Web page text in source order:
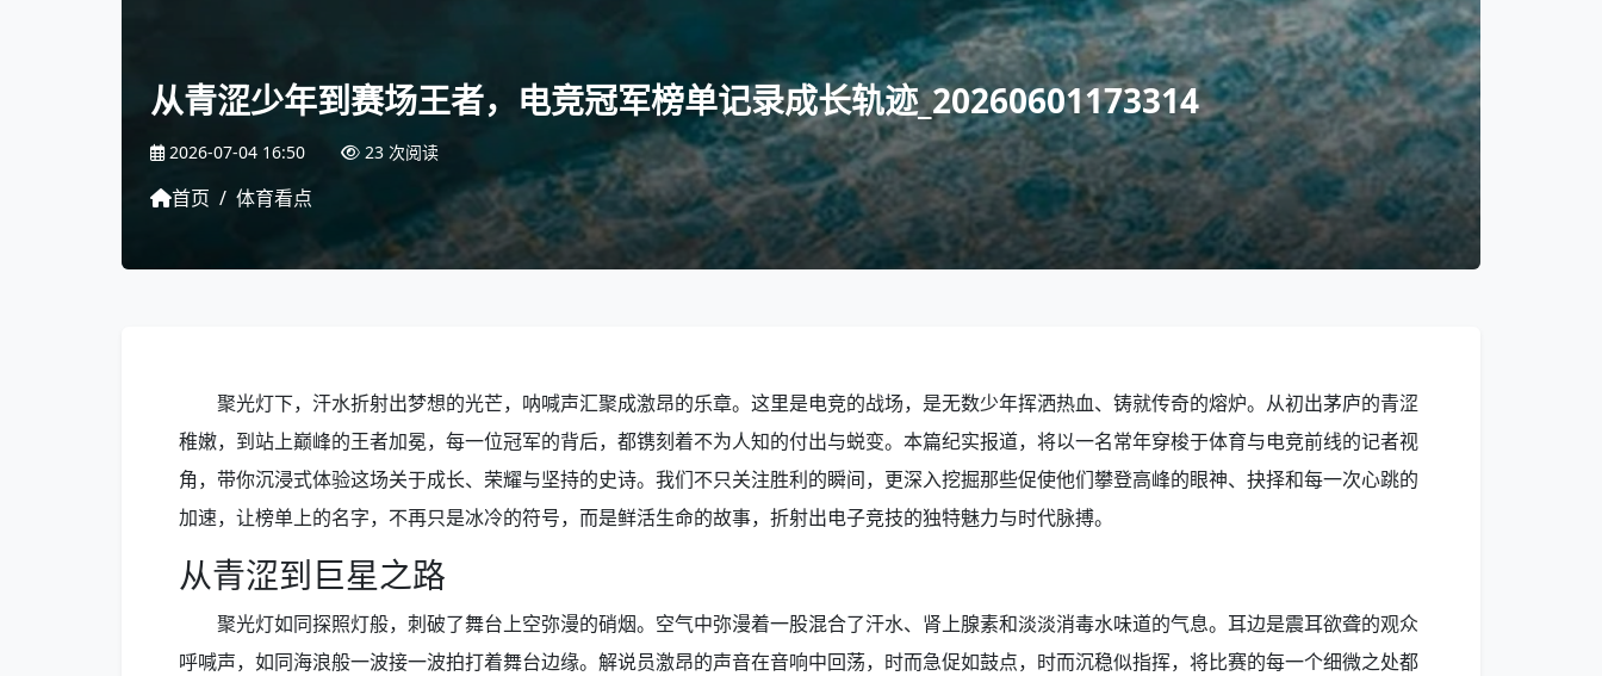
从青涩少年到赛场王者，电竞冠军榜单记录成长轨迹_20260601173314
2026-07-04 16:50 23 次阅读
首页 / 体育看点
聚光灯下，汗水折射出梦想的光芒，呐喊声汇聚成激昂的乐章。这里是电竞的战场，是无数少年挥洒热血、铸就传奇的熔炉。从初出茅庐的青涩
稚嫩，到站上巅峰的王者加冕，每一位冠军的背后，都镌刻着不为人知的付出与蜕变。本篇纪实报道，将以一名常年穿梭于体育与电竞前线的记者视
角，带你沉浸式体验这场关于成长、荣耀与坚持的史诗。我们不只关注胜利的瞬间，更深入挖掘那些促使他们攀登高峰的眼神、抉择和每一次心跳的
加速，让榜单上的名字，不再只是冰冷的符号，而是鲜活生命的故事，折射出电子竞技的独特魅力与时代脉搏。
从青涩到巨星之路
聚光灯如同探照灯般，刺破了舞台上空弥漫的硝烟。空气中弥漫着一股混合了汗水、肾上腺素和淡淡消毒水味道的气息。耳边是震耳欲聋的观众
呼喊声，如同海浪般一波接一波拍打着舞台边缘。解说员激昂的声音在音响中回荡，时而急促如鼓点，时而沉稳似指挥，将比赛的每一个细微之处都